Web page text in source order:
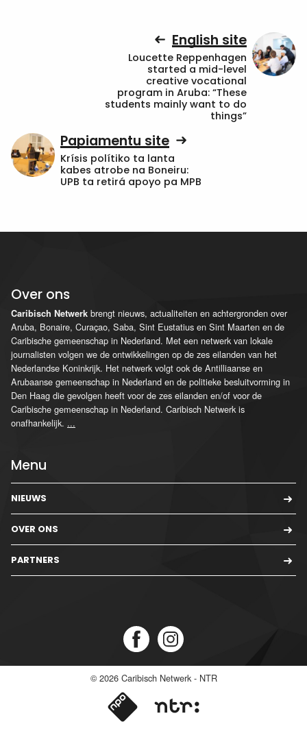
English site
Loucette Reppenhagen
started a mid-level
creative vocational
program in Aruba: “These
students mainly want to do
things”
Papiamentu site
Krísis polítiko ta lanta
kabes atrobe na Boneiru:
UPB ta retirá apoyo pa MPB
Over ons
Caribisch Netwerk brengt nieuws, actualiteiten en achtergronden over
Aruba, Bonaire, Curaçao, Saba, Sint Eustatius en Sint Maarten en de
Caribische gemeenschap in Nederland. Met een netwerk van lokale
journalisten volgen we de ontwikkelingen op de zes eilanden van het
Nederlandse Koninkrijk. Het netwerk volgt ook de Antilliaanse en
Arubaanse gemeenschap in Nederland en de politieke besluitvorming in
Den Haag die gevolgen heeft voor de zes eilanden en/of voor de
Caribische gemeenschap in Nederland. Caribisch Netwerk is
onafhankelijk. ...
Menu
NIEUWS
OVER ONS
PARTNERS
© 2026 Caribisch Netwerk - NTR